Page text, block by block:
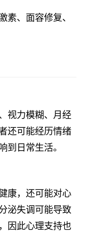
素、面容修复、
视力模糊、月经
还可能经历情绪
到日常生活。
康，还可能对心
泌失调可能导致
因此心理支持也